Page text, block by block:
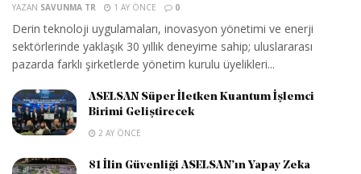
YAZAN SAVUNMA TR 1 AY ÖNCE 0
Derin teknoloji uygulamaları, inovasyon yönetimi ve enerji
sektörlerinde yaklaşık 30 yıllık deneyime sahip; uluslararası
pazarda farklı şirketlerde yönetim kurulu üyelikleri...
ASELSAN Süper İletken Kuantum İşlemci
Birimi Geliştirecek
2 AY ÖNCE
81 İlin Güvenliği ASELSAN’ın Yapay Zeka